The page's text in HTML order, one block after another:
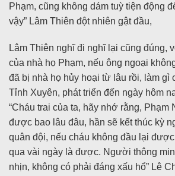
Phạm, cũng không dám tuỳ tiện động
vậy” Lâm Thiên đột nhiên gật đầu,
Lâm Thiên nghĩ đi nghĩ lại cũng đúng,
của nhà họ Phạm, nếu ông ngoại
đã bị nhà họ hủy hoại từ lâu rồi, làm gì
Tỉnh Xuyên, phát triển đến ngày hôm
“Cháu trai của ta, hãy nhớ rằng, Phạm
được bao lâu đâu, hần sẽ kết thúc kỳ
quân đội, nếu cháu không đầu lại
qua vài ngày là được. Người thông
nhịn, không có phải đáng xấu hổ” Lê